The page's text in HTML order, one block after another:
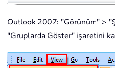
Outlook 2007: "Görünüm" >
"Gruplarda Göster" işaretini